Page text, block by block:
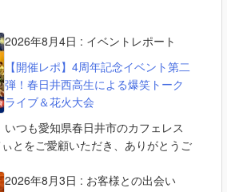
2026年8月4日 : イベントレポート
【開催レポ】4周年記念イベント第二
弾！春日井西高生による爆笑トーク
ライブ＆花火大会
いつも愛知県春日井市のカフェレス
ぃとをご愛顧いただき、ありがとうご
2026年8月3日 : お客様との出会い